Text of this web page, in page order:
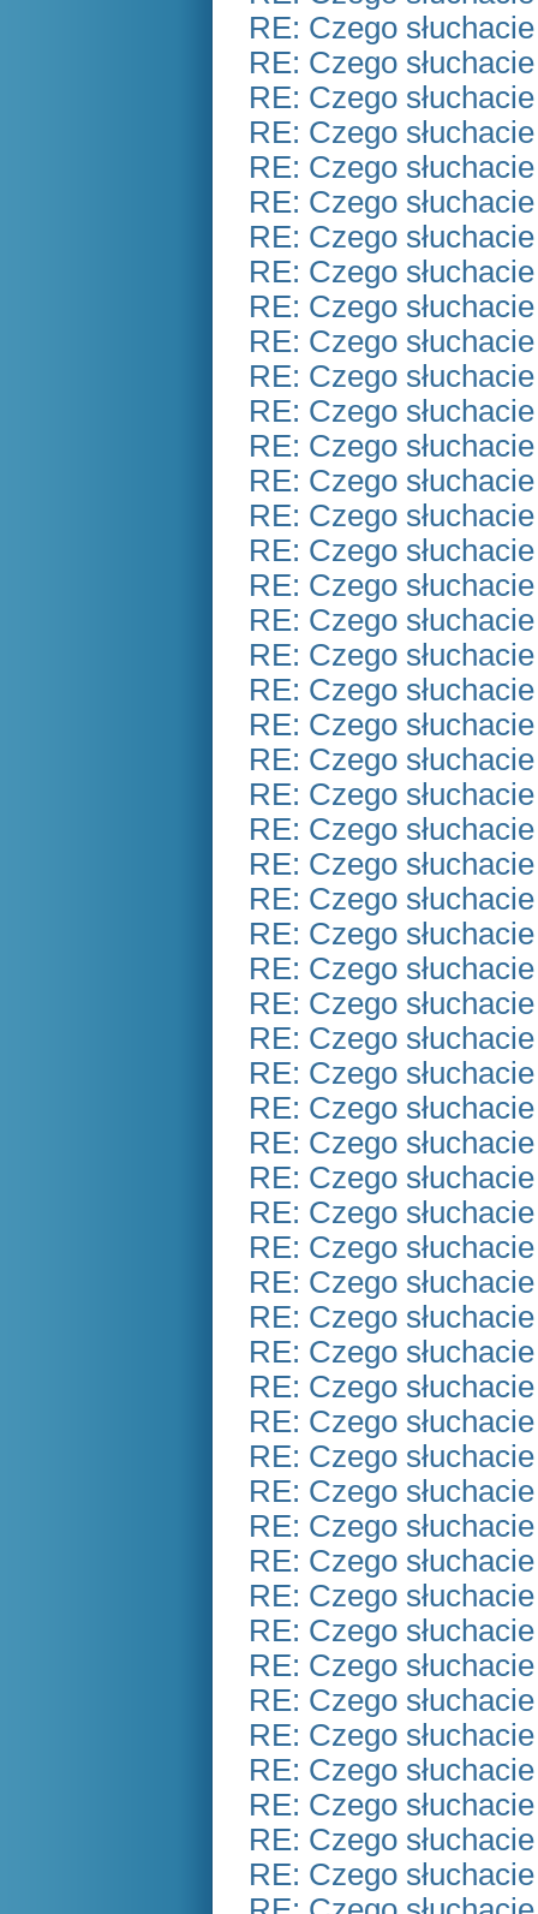
RE: Czego
RE: Czego
RE: Czego
RE: Czego
RE: Czego
RE: Czego
RE: Czego
RE: Czego
RE: Czego
RE: Czego
RE: Czego
RE: Czego
RE: Czego
RE: Czego
RE: Czego
RE: Czego
RE: Czego
RE: Czego
RE: Czego
RE: Czego
RE: Czego
RE: Czego
RE: Czego
RE: Czego
RE: Czego
RE: Czego
RE: Czego
RE: Czego
RE: Czego
RE: Czego
RE: Czego
RE: Czego
RE: Czego
RE: Czego
RE: Czego
RE: Czego
RE: Czego
RE: Czego
RE: Czego
RE: Czego
RE: Czego
RE: Czego
RE: Czego
RE: Czego
RE: Czego
RE: Czego
RE: Czego
RE: Czego
RE: Czego
RE: Czego
RE: Czego
RE: Czego
RE: Czego
RE: Czego